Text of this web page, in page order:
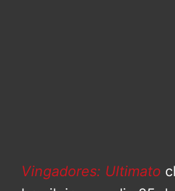
Vingadores: Ultimato